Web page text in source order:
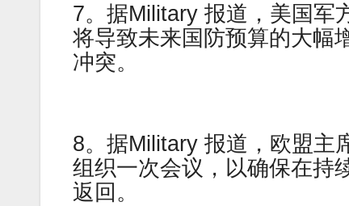
7。据Military 报道，美国军
将导致未来国防预算的大幅
冲突。
8。据Military 报道，欧盟主
组织一次会议，以确保在持
返回。